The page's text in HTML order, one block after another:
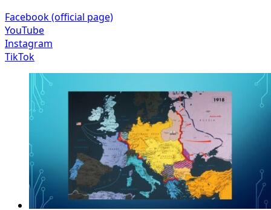
Facebook (official page)
YouTube
Instagram
TikTok